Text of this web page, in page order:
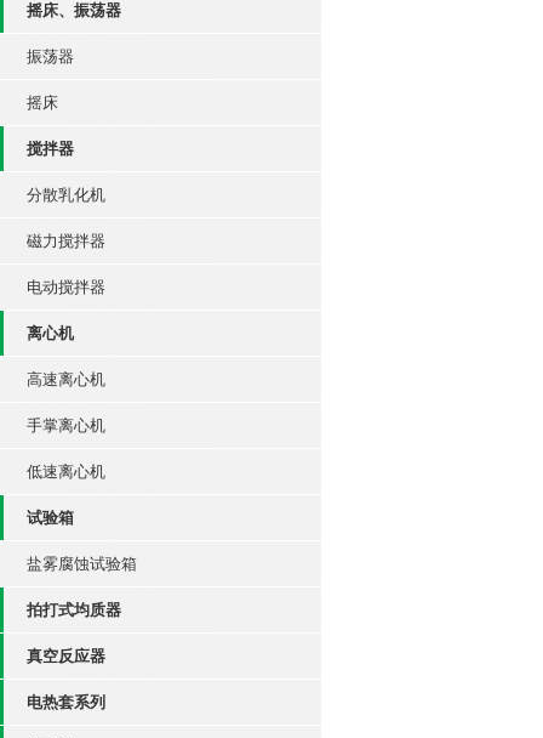
摇床、振荡器
振荡器
摇床
搅拌器
分散乳化机
磁力搅拌器
电动搅拌器
离心机
高速离心机
手掌离心机
低速离心机
试验箱
盐雾腐蚀试验箱
拍打式均质器
真空反应器
电热套系列